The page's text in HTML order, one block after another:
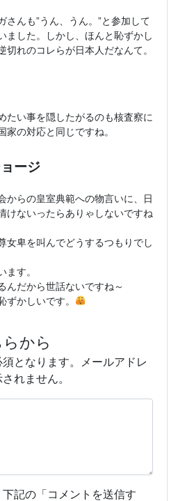
さんも”うん、うん。”と参加して
ました。しかし、ほんと恥ずかし
切れのコレらが日本人だなんて。
たい事を隠したがるのも核査察に
家の対応と同じですね。
ージ
からの皇室典範への物言いに、日
けないったらありゃしないですね
女卑を叫んでどうするつもりでし
ます。
んだから世話ないですね～
ずかしいです。
から
となります。メールアドレ
れません。
記の「コメントを送信す